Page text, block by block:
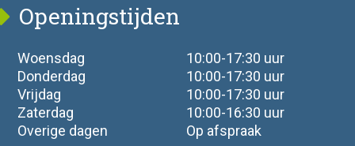
Openingstijden
Woensdag
10:00-17:30 uur
Donderdag
10:00-17:30 uur
Vrijdag
10:00-17:30 uur
Zaterdag
10:00-16:30 uur
Overige dagen
Op afspraak